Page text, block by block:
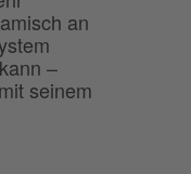
an
–
seinem